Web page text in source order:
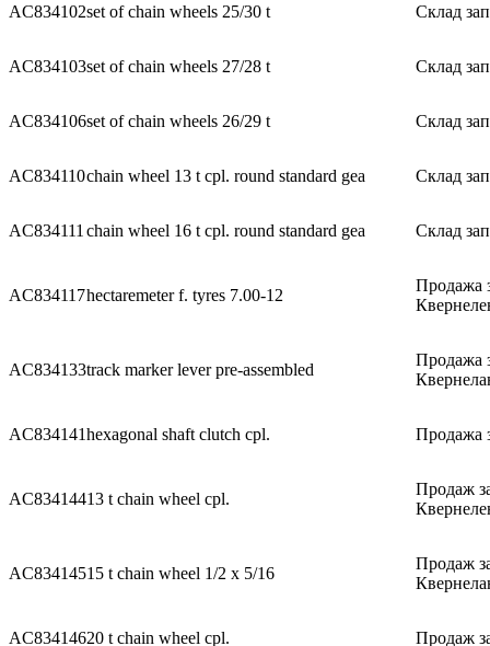
AC834102set of chain wheels 25/30 t Склад
AC834103set of chain wheels 27/28 t Склад
AC834106set of chain wheels 26/29 t Склад
AC834110chain wheel 13 t cpl. round standard gea Склад
AC834111 chain wheel 16 t cpl. round standard gea Склад
AC834117hectaremeter f. tyres 7.00-12
Продажа
AC834133track marker lever pre-assembled
Продажа
AC834141hexagonal shaft clutch cpl. Продажа
AC83414413 t chain wheel cpl.
Продаж
AC83414515 t chain wheel 1/2 x 5/16
Продаж
AC83414620 t chain wheel cpl. Продаж